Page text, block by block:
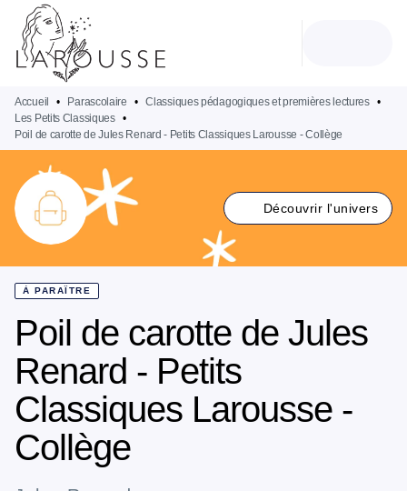
MENU
PIED DE PAGE
Accueil • Parascolaire • Classiques pédagogiques et premières lectures •
Les Petits Classiques •
Poil de carotte de Jules Renard - Petits Classiques Larousse - Collège
Découvrir l'univers
À PARAÎTRE
Poil de carotte de Jules
Renard - Petits
Classiques Larousse -
Collège